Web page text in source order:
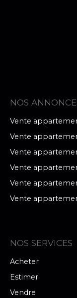
NOS
Vente
Vente
Vente
Vente
Vente
Vente
NOS SERVICES
Acheter
Estimer
Vendre